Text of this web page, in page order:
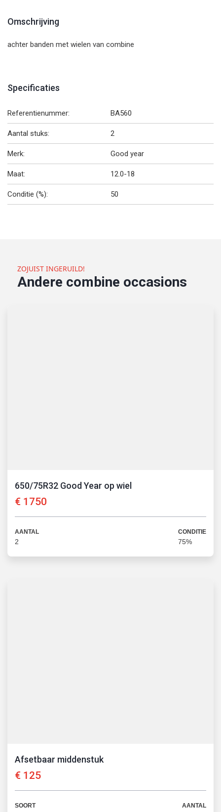
Omschrijving
achter banden met wielen van combine
Specificaties
Referentienummer: BA560
Aantal stuks: 2
Merk: Good year
Maat: 12.0-18
Conditie (%): 50
ZOJUIST INGERUILD!
Andere combine occasions
650/75R32 Good Year op wiel
€ 1750
AANTAL
2
CONDITIE
75%
Afsetbaar middenstuk
€ 125
SOORT AANTAL